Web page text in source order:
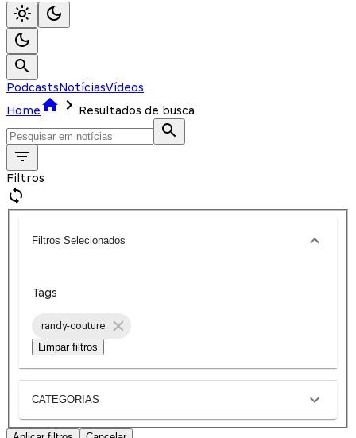
PodcastsNotíciasVídeos
Home
Resultados de busca
Filtros
Filtros Selecionados
Tags
randy-couture
Limpar filtros
CATEGORIAS